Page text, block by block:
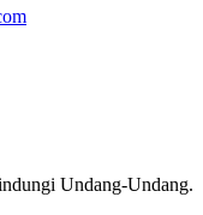
Undang-Undang.